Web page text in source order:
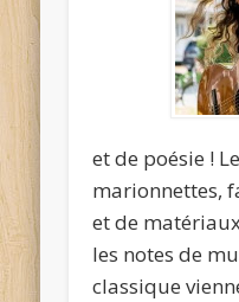
et de poésie !
marionnettes,
et de
les notes de
classique